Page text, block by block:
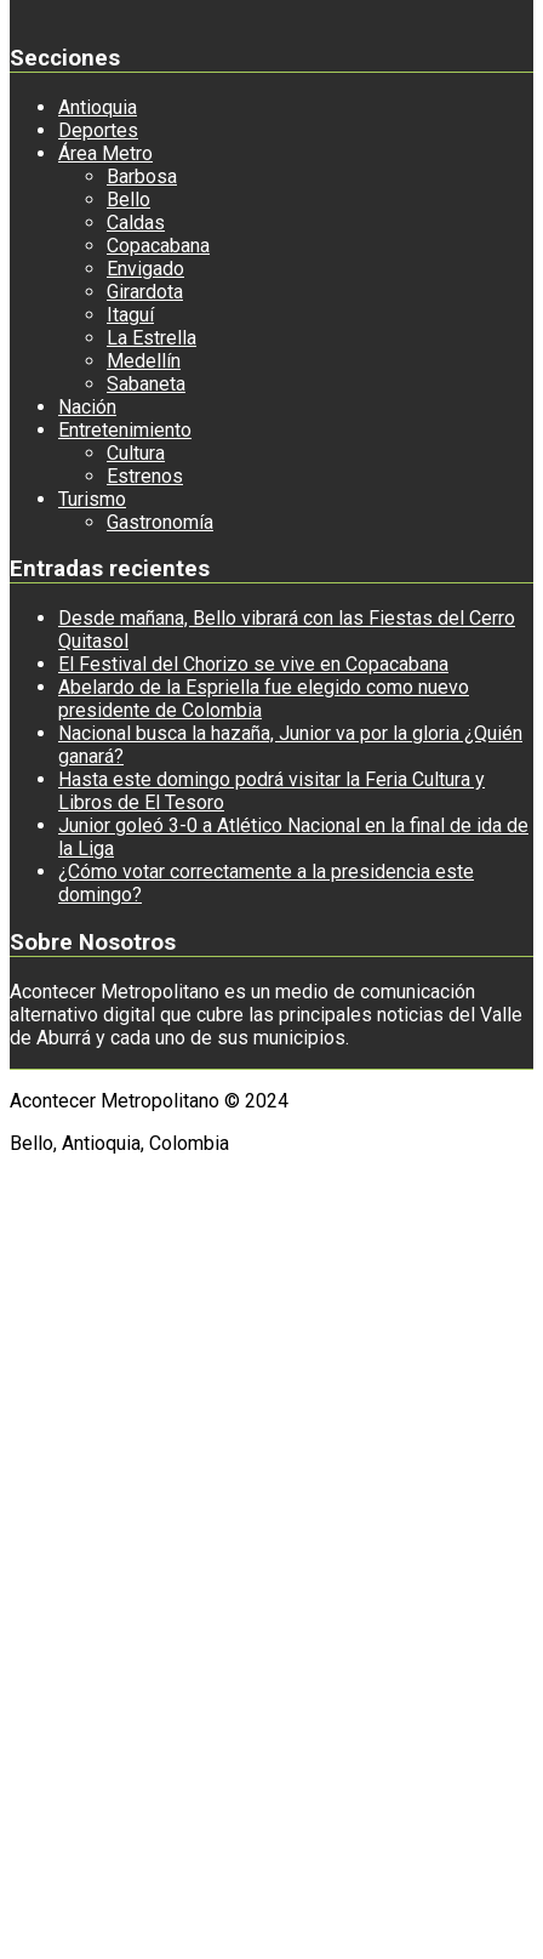
Secciones
Antioquia
Deportes
Área Metro
Barbosa
Bello
Caldas
Copacabana
Envigado
Girardota
Itaguí
La Estrella
Medellín
Sabaneta
Nación
Entretenimiento
Cultura
Estrenos
Turismo
Gastronomía
Entradas recientes
Desde mañana, Bello vibrará con las Fiestas del Cerro
Quitasol
El Festival del Chorizo se vive en Copacabana
Abelardo de la Espriella fue elegido como nuevo
presidente de Colombia
Nacional busca la hazaña, Junior va por la gloria ¿Quién
ganará?
Hasta este domingo podrá visitar la Feria Cultura y
Libros de El Tesoro
Junior goleó 3-0 a Atlético Nacional en la final de ida de
la Liga
¿Cómo votar correctamente a la presidencia este
domingo?
Sobre Nosotros
Acontecer Metropolitano es un medio de comunicación
alternativo digital que cubre las principales noticias del Valle
de Aburrá y cada uno de sus municipios.
Acontecer Metropolitano © 2024
Bello, Antioquia, Colombia